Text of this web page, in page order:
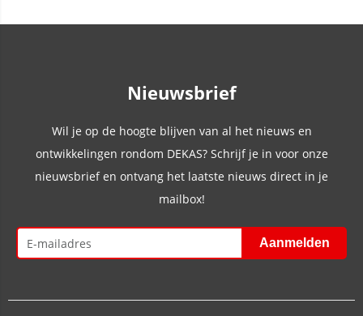
Nieuwsbrief
Wil je op de hoogte blijven van al het nieuws en
ontwikkelingen rondom DEKAS? Schrijf je in voor onze
nieuwsbrief en ontvang het laatste nieuws direct in je
mailbox!